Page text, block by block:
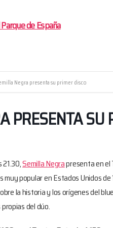
Negra presenta su primer disco
PRESENTA SU
21.30,Semilla Negrapresenta en el
popular en Estados Unidos
la historia y los orígenes del
del dúo.